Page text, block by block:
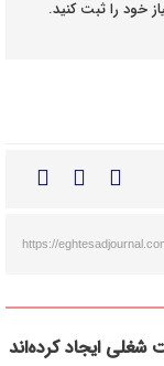
خود را ثبت کنید.
https://